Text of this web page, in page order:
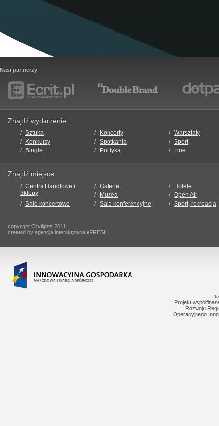
Nasi partnerzy
Znajdź wydarzenie
Sztuka Koncerty
Warsztaty
Konkursy
Spotkania
Sport
Single
Polityka Inne
Znajdź miejsce
Centra Handlowe i
Sklepy
Galerie
Hotele
Muzea
Open Air
Sale koncertowe
Sale konferencyjne Sport, rekreacja
copyright Citylights 2011
created by agencja interaktywna eFRESH
Projekt
Rozwoju
Operacyjnego